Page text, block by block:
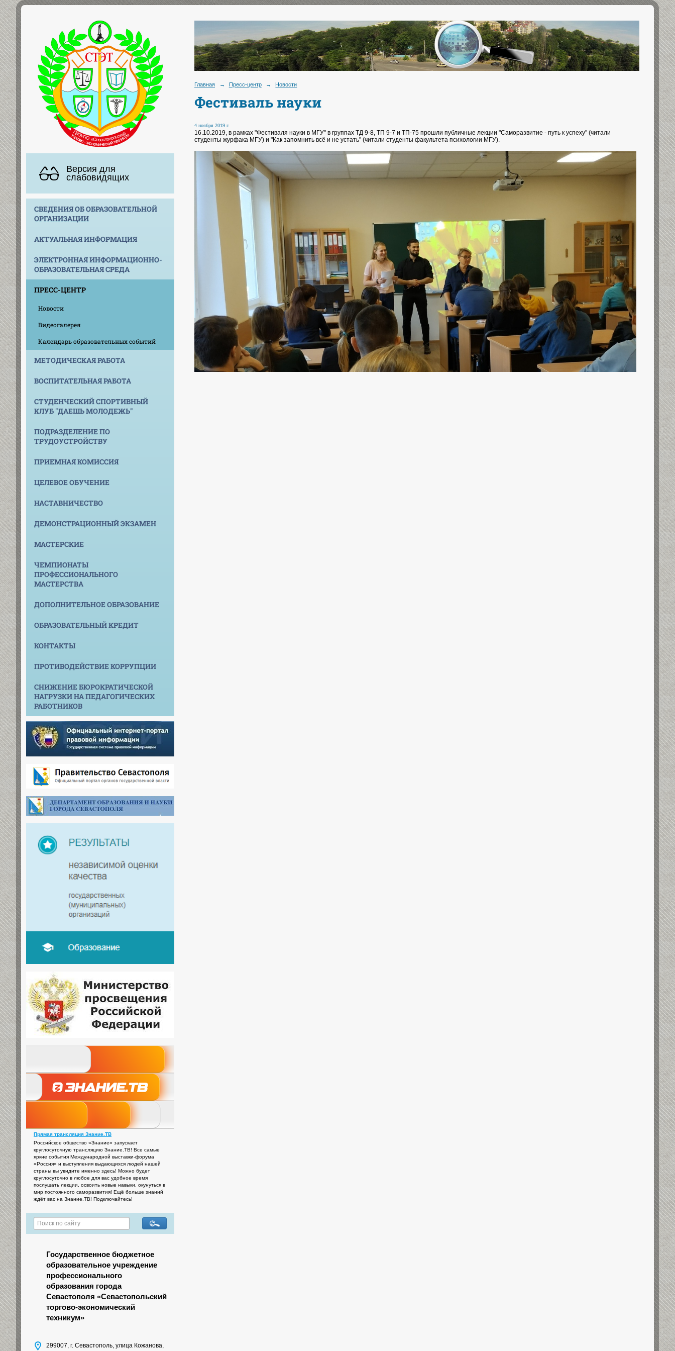
Версия для
слабовидящих
СВЕДЕНИЯ ОБ ОБРАЗОВАТЕЛЬНОЙ
ОРГАНИЗАЦИИ
АКТУАЛЬНАЯ ИНФОРМАЦИЯ
ЭЛЕКТРОННАЯ ИНФОРМАЦИОННО-
ОБРАЗОВАТЕЛЬНАЯ СРЕДА
ПРЕСС-ЦЕНТР
Новости
Видеогалерея
Календарь образовательных событий
МЕТОДИЧЕСКАЯ РАБОТА
ВОСПИТАТЕЛЬНАЯ РАБОТА
СТУДЕНЧЕСКИЙ СПОРТИВНЫЙ
КЛУБ "ДАЕШЬ МОЛОДЕЖЬ"
ПОДРАЗДЕЛЕНИЕ ПО
ТРУДОУСТРОЙСТВУ
ПРИЕМНАЯ КОМИССИЯ
ЦЕЛЕВОЕ ОБУЧЕНИЕ
НАСТАВНИЧЕСТВО
ДЕМОНСТРАЦИОННЫЙ ЭКЗАМЕН
МАСТЕРСКИЕ
ЧЕМПИОНАТЫ
ПРОФЕССИОНАЛЬНОГО
МАСТЕРСТВА
ДОПОЛНИТЕЛЬНОЕ ОБРАЗОВАНИЕ
ОБРАЗОВАТЕЛЬНЫЙ КРЕДИТ
КОНТАКТЫ
ПРОТИВОДЕЙСТВИЕ КОРРУПЦИИ
СНИЖЕНИЕ БЮРОКРАТИЧЕСКОЙ
НАГРУЗКИ НА ПЕДАГОГИЧЕСКИХ
РАБОТНИКОВ
Прямая трансляция Знание.ТВ
Российское общество «Знание» запускает
круглосуточную трансляцию Знание.ТВ! Все самые
яркие события Международной выставки-форума
«Россия» и выступления выдающихся людей нашей
страны вы увидите именно здесь! Можно будет
круглосуточно в любое для вас удобное время
послушать лекции, освоить новые навыки, окунуться в
мир постоянного саморазвития! Ещё больше знаний
ждёт вас на Знание.ТВ! Подключайтесь!
Государственное бюджетное
образовательное учреждение
профессионального
образования города
Севастополя «Севастопольский
торгово-экономический
техникум»
299007, г. Севастополь, улица Кожанова,
Главная → Пресс-центр → Новости
Фестиваль науки
4 ноября 2019 г.
16.10.2019, в рамках "Фестиваля науки в МГУ" в группах ТД 9-8, ТП 9-7 и ТП-75 прошли публичные лекции "Саморазвитие - путь к успеху" (читали
студенты журфака МГУ) и "Как запомнить всё и не устать" (читали студенты факультета психологии МГУ).